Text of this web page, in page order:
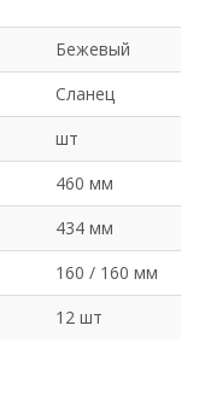
Бежевый
Сланец
шт
460 мм
434 мм
160 / 160 мм
12 шт